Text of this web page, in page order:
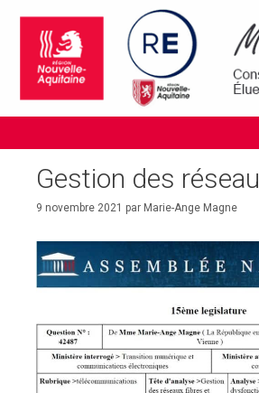
contenu
Gestion des
9 novembre 2021 par Marie-Ange Magne